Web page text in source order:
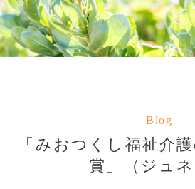
Blog
「みおつくし福祉介
賞」（ジュネ